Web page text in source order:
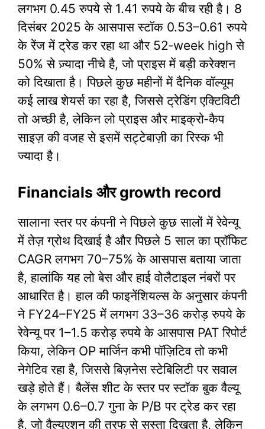
लगभग 0.45 रुपये से 1.41 रुपये के बीच रही है। 8
दिसंबर 2025 के आसपास स्टॉक 0.53–0.61 रुपये
के रेंज में ट्रेड कर रहा था और 52‑week high से
50% से ज़्यादा नीचे है, जो प्राइस में बड़ी करेक्शन
को दिखाता है। पिछले कुछ महीनों में दैनिक वॉल्यूम
कई लाख शेयर्स का रहा है, जिससे ट्रेडिंग एक्टिविटी
तो अच्छी है, लेकिन लो प्राइस और माइक्रो‑कैप
साइज़ की वजह से इसमें सट्टेबाज़ी का रिस्क भी
ज्यादा है।
Financials और growth record
सालाना स्तर पर कंपनी ने पिछले कुछ सालों में रेवेन्यू
में तेज़ ग्रोथ दिखाई है और पिछले 5 साल का प्रॉफिट
CAGR लगभग 70–75% के आसपास बताया जाता
है, हालांकि यह लो बेस और हाई वोलैटाइल नंबरों पर
आधारित है। हाल की फाइनेंशियल्स के अनुसार कंपनी
ने FY24–FY25 में लगभग 33–36 करोड़ रुपये के
रेवेन्यू पर 1–1.5 करोड़ रुपये के आसपास PAT रिपोर्ट
किया, लेकिन OP मार्जिन कभी पॉज़िटिव तो कभी
नेगेटिव रहा है, जिससे बिज़नेस स्टेबिलिटी पर सवाल
खड़े होते हैं। बैलेंस शीट के स्तर पर स्टॉक बुक वैल्यू
के लगभग 0.6–0.7 गुना के P/B पर ट्रेड कर रहा
है, जो वैल्यूएशन की तरफ से सस्ता दिखता है, लेकिन